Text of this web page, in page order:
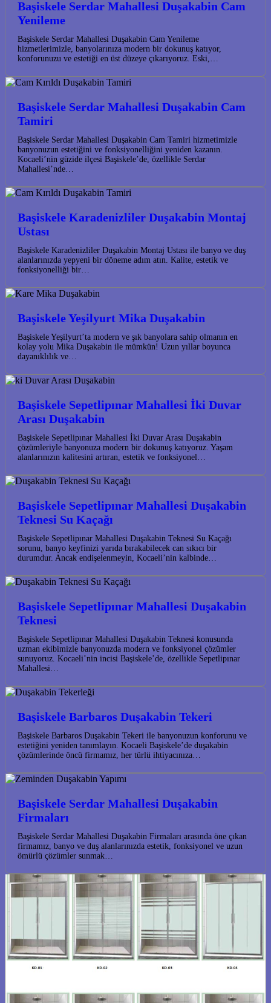
Başiskele Serdar Mahallesi Duşakabin Cam
Yenileme
Başiskele Serdar Mahallesi Duşakabin Cam Yenileme
hizmetlerimizle, banyolarınıza modern bir dokunuş katıyor,
konforunuzu ve estetiği en üst düzeye çıkarıyoruz. Eski,…
Başiskele Serdar Mahallesi Duşakabin Cam
Tamiri
Başiskele Serdar Mahallesi Duşakabin Cam Tamiri hizmetimizle
banyonuzun estetiğini ve fonksiyonelliğini yeniden kazanın.
Kocaeli’nin güzide ilçesi Başiskele’de, özellikle Serdar
Mahallesi’nde…
Başiskele Karadenizliler Duşakabin Montaj
Ustası
Başiskele Karadenizliler Duşakabin Montaj Ustası ile banyo ve duş
alanlarınızda yepyeni bir döneme adım atın. Kalite, estetik ve
fonksiyonelliği bir…
Başiskele Yeşilyurt Mika Duşakabin
Başiskele Yeşilyurt’ta modern ve şık banyolara sahip olmanın en
kolay yolu Mika Duşakabin ile mümkün! Uzun yıllar boyunca
dayanıklılık ve…
Başiskele Sepetlipınar Mahallesi İki Duvar
Arası Duşakabin
Başiskele Sepetlipınar Mahallesi İki Duvar Arası Duşakabin
çözümleriyle banyonuza modern bir dokunuş katıyoruz. Yaşam
alanlarınızın kalitesini artıran, estetik ve fonksiyonel…
Başiskele Sepetlipınar Mahallesi Duşakabin
Teknesi Su Kaçağı
Başiskele Sepetlipınar Mahallesi Duşakabin Teknesi Su Kaçağı
sorunu, banyo keyfinizi yarıda bırakabilecek can sıkıcı bir
durumdur. Ancak endişelenmeyin, Kocaeli’nin kalbinde…
Başiskele Sepetlipınar Mahallesi Duşakabin
Teknesi
Başiskele Sepetlipınar Mahallesi Duşakabin Teknesi konusunda
uzman ekibimizle banyonuzda modern ve fonksiyonel çözümler
sunuyoruz. Kocaeli’nin incisi Başiskele’de, özellikle Sepetlipınar
Mahallesi…
Başiskele Barbaros Duşakabin Tekeri
Başiskele Barbaros Duşakabin Tekeri ile banyonuzun konforunu ve
estetiğini yeniden tanımlayın. Kocaeli Başiskele’de duşakabin
çözümlerinde öncü firmamız, her türlü ihtiyacınıza…
Başiskele Serdar Mahallesi Duşakabin
Firmaları
Başiskele Serdar Mahallesi Duşakabin Firmaları arasında öne çıkan
firmamız, banyo ve duş alanlarınızda estetik, fonksiyonel ve uzun
ömürlü çözümler sunmak…